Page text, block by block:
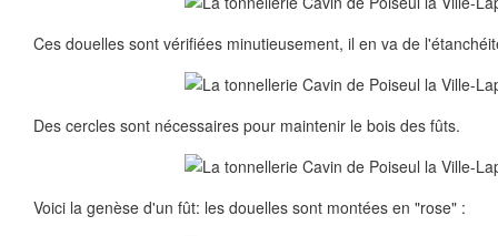
Ces douelles sont vérifiées minutieusement, il en va de
Des cercles sont nécessaires pour maintenir le bois des fûts.
Voici la genèse d'un fût: les douelles sont montées en "rose" :